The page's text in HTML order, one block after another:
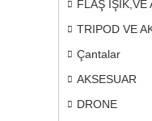
FLAŞ IŞIK,VE
TRIPOD VE
Çantalar
AKSESUAR
DRONE